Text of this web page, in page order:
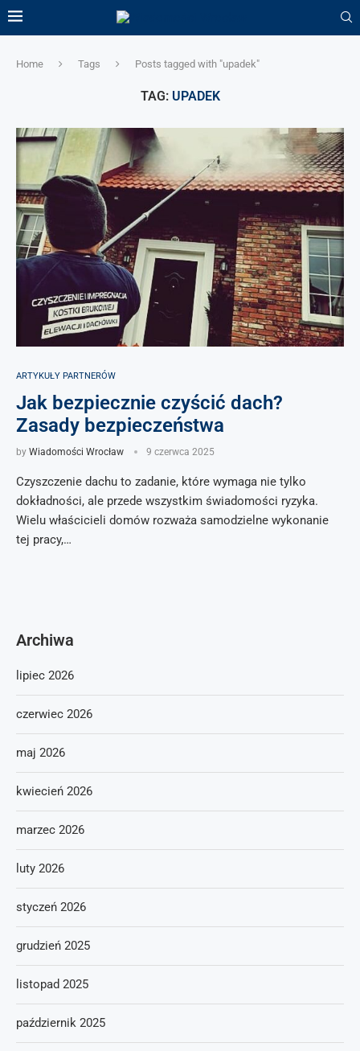
Home Tags Posts tagged with "upadek"
TAG: UPADEK
ARTYKUŁY PARTNERÓW
Jak bezpiecznie czyścić dach?
Zasady bezpieczeństwa
by Wiadomości Wrocław 9 czerwca 2025
Czyszczenie dachu to zadanie, które wymaga nie tylko
dokładności, ale przede wszystkim świadomości ryzyka.
Wielu właścicieli domów rozważa samodzielne wykonanie
tej pracy,…
Archiwa
lipiec 2026
czerwiec 2026
maj 2026
kwiecień 2026
marzec 2026
luty 2026
styczeń 2026
grudzień 2025
listopad 2025
październik 2025